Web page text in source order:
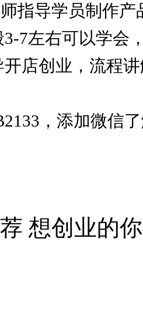
指导学员制作产
3-7左右可以学会
开店创业，流程
，添加微信
想创业的